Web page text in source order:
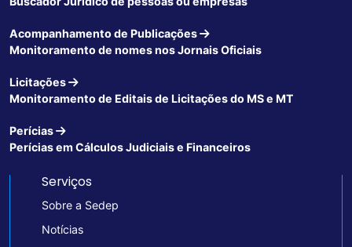
Acompanhamento de Publicações
Monitoramento de nomes nos Jornais Oficiais
Licitações
Monitoramento de Editais de Licitações do MS e MT
Perícias
Perícias em Cálculos Judiciais e Financeiros
Serviços
Sobre a Sedep
Notícias